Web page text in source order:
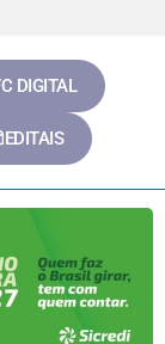
DIGITAL
EDITAIS